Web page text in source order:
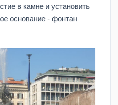
в камне и установить
основание - фонтан